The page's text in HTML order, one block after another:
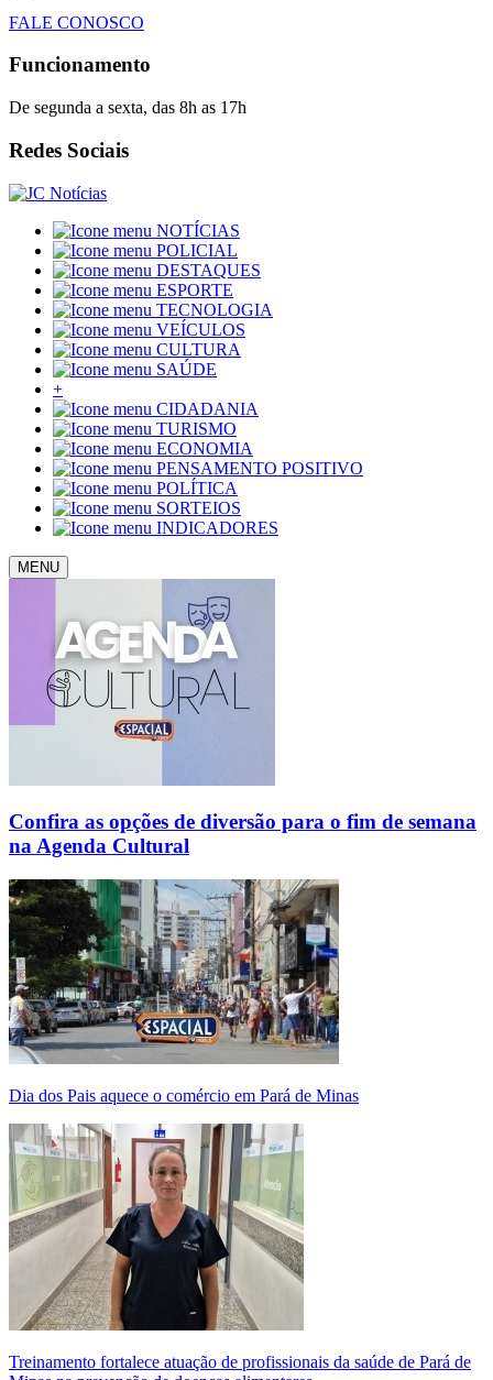
FALE CONOSCO
Funcionamento
De segunda a sexta, das 8h as 17h
Redes Sociais
NOTÍCIAS
POLICIAL
DESTAQUES
ESPORTE
TECNOLOGIA
VEÍCULOS
CULTURA
SAÚDE
+
CIDADANIA
TURISMO
ECONOMIA
PENSAMENTO POSITIVO
POLÍTICA
SORTEIOS
INDICADORES
MENU
Confira as opções de diversão para o fim de semana
na Agenda Cultural
Dia dos Pais aquece o comércio em Pará de Minas
Treinamento fortalece atuação de profissionais da saúde de Pará de